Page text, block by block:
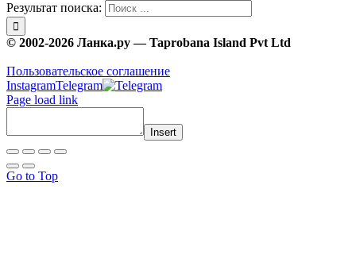
Результат поиска:
© 2002-2026 Ланка.ру — Taprobana Island Pvt Ltd
Пользовательское соглашение
InstagramTelegram
Page load link
Insert
Go to Top